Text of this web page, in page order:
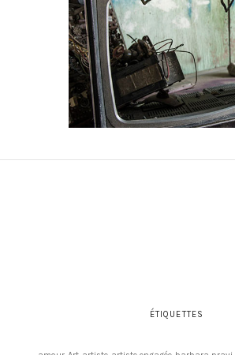
ÉTIQUETTES